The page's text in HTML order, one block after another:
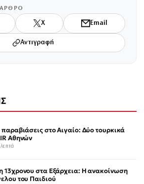
X Email
Αντιγραφή
παραβιάσεις στο Αιγαίο: Δύο τουρκικά
Αθηνών
13χρονου στα Εξάρχεια: Η ανακοίνωση
του Παιδιού